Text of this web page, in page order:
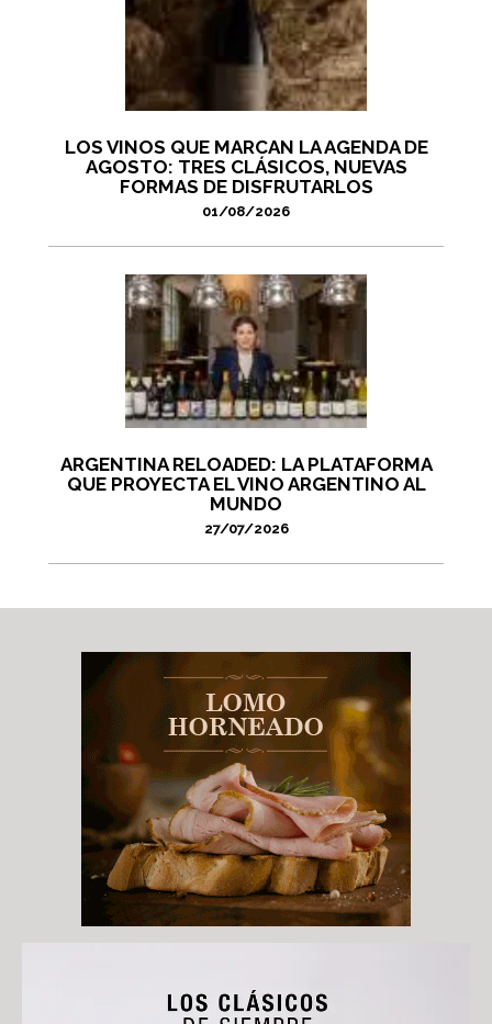
LOS VINOS QUE MARCAN LA AGENDA DE
AGOSTO: TRES CLÁSICOS, NUEVAS
FORMAS DE DISFRUTARLOS
01/08/2026
ARGENTINA RELOADED: LA PLATAFORMA
QUE PROYECTA EL VINO ARGENTINO AL
MUNDO
27/07/2026